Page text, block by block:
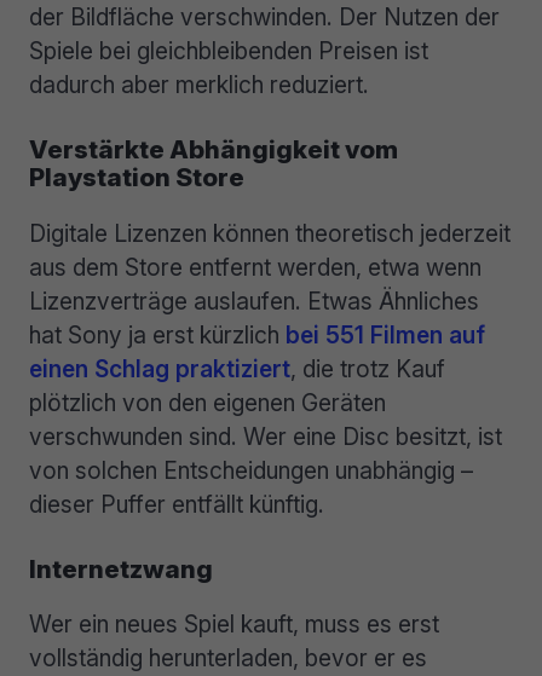
der Bildfläche verschwinden. Der Nutzen der
Spiele bei gleichbleibenden Preisen ist
dadurch aber merklich reduziert.
Verstärkte Abhängigkeit vom
Playstation Store
Digitale Lizenzen können theoretisch jederzeit
aus dem Store entfernt werden, etwa wenn
Lizenzverträge auslaufen. Etwas Ähnliches
hat Sony ja erst kürzlich bei 551 Filmen auf
einen Schlag praktiziert, die trotz Kauf
plötzlich von den eigenen Geräten
verschwunden sind. Wer eine Disc besitzt, ist
von solchen Entscheidungen unabhängig –
dieser Puffer entfällt künftig.
Internetzwang
Wer ein neues Spiel kauft, muss es erst
vollständig herunterladen, bevor er es